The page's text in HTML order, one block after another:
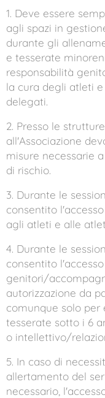
1. Deve essere
agli spazi in
durante gli
e tesserate
responsabilità
la cura degli atleti
delegati.
2. Presso le
all'Associazione
misure necessarie
di rischio.
3. Durante le
consentito
agli atleti e alle
4. Durante le
consentito
genitori/
autorizzazione da
comunque solo per
tesserate sotto i 6
o intellettivo/
5. In caso di
allertamento del
necessario,